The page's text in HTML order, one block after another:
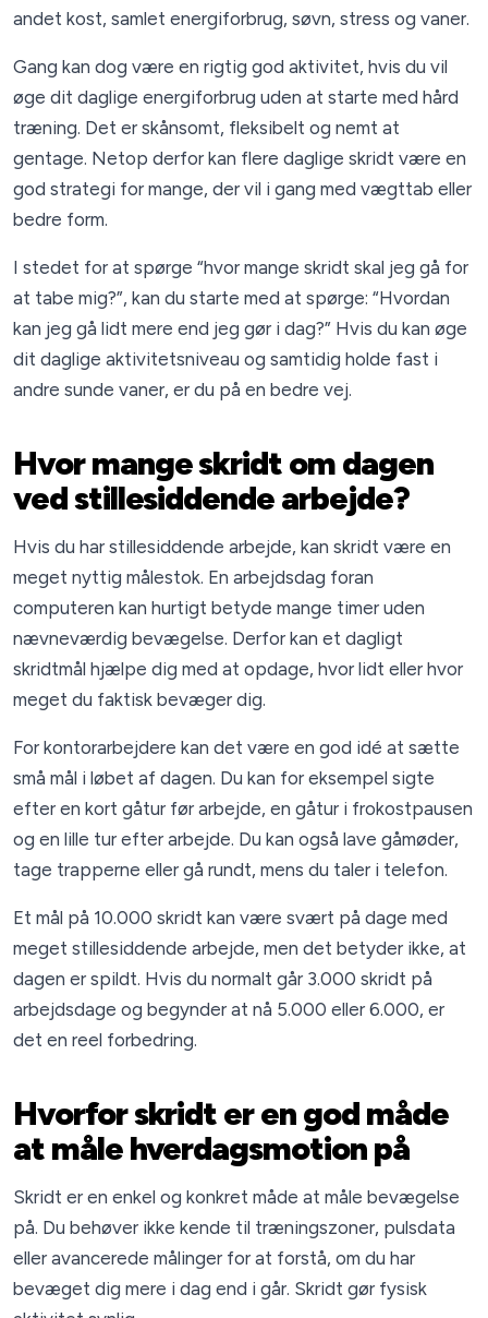
andet kost, samlet energiforbrug, søvn, stress og vaner.
Gang kan dog være en rigtig god aktivitet, hvis du vil
øge dit daglige energiforbrug uden at starte med hård
træning. Det er skånsomt, fleksibelt og nemt at
gentage. Netop derfor kan flere daglige skridt være en
god strategi for mange, der vil i gang med vægttab eller
bedre form.
I stedet for at spørge “hvor mange skridt skal jeg gå for
at tabe mig?”, kan du starte med at spørge: “Hvordan
kan jeg gå lidt mere end jeg gør i dag?” Hvis du kan øge
dit daglige aktivitetsniveau og samtidig holde fast i
andre sunde vaner, er du på en bedre vej.
Hvor mange skridt om dagen
ved stillesiddende arbejde?
Hvis du har stillesiddende arbejde, kan skridt være en
meget nyttig målestok. En arbejdsdag foran
computeren kan hurtigt betyde mange timer uden
nævneværdig bevægelse. Derfor kan et dagligt
skridtmål hjælpe dig med at opdage, hvor lidt eller hvor
meget du faktisk bevæger dig.
For kontorarbejdere kan det være en god idé at sætte
små mål i løbet af dagen. Du kan for eksempel sigte
efter en kort gåtur før arbejde, en gåtur i frokostpausen
og en lille tur efter arbejde. Du kan også lave gåmøder,
tage trapperne eller gå rundt, mens du taler i telefon.
Et mål på 10.000 skridt kan være svært på dage med
meget stillesiddende arbejde, men det betyder ikke, at
dagen er spildt. Hvis du normalt går 3.000 skridt på
arbejdsdage og begynder at nå 5.000 eller 6.000, er
det en reel forbedring.
Hvorfor skridt er en god måde
at måle hverdagsmotion på
Skridt er en enkel og konkret måde at måle bevægelse
på. Du behøver ikke kende til træningszoner, pulsdata
eller avancerede målinger for at forstå, om du har
bevæget dig mere i dag end i går. Skridt gør fysisk